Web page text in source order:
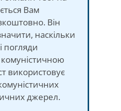
Вам
Він
наскільки
погляди
використовує
джерел.